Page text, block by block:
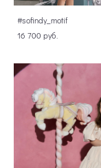
#sofindy_motif
16 700 pуб.